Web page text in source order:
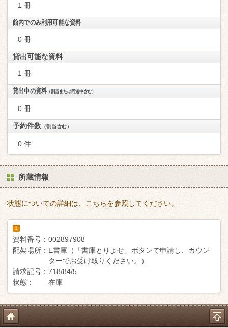
1 冊
館内でのみ利用可能な資料
0 冊
貸出可能な資料
1 冊
貸出中の資料（割当または回送中含む）
0 冊
予約件数 （割当含む）
0 件
所蔵情報
状態についての詳細は、こちらを参照してください。
1
資料番号： 002897908
配架場所： E書庫（「書庫とりよせ」ボタンで申請し、カウン
ターでお受け取りください。）
請求記号： 718/84/5
状態：
在庫